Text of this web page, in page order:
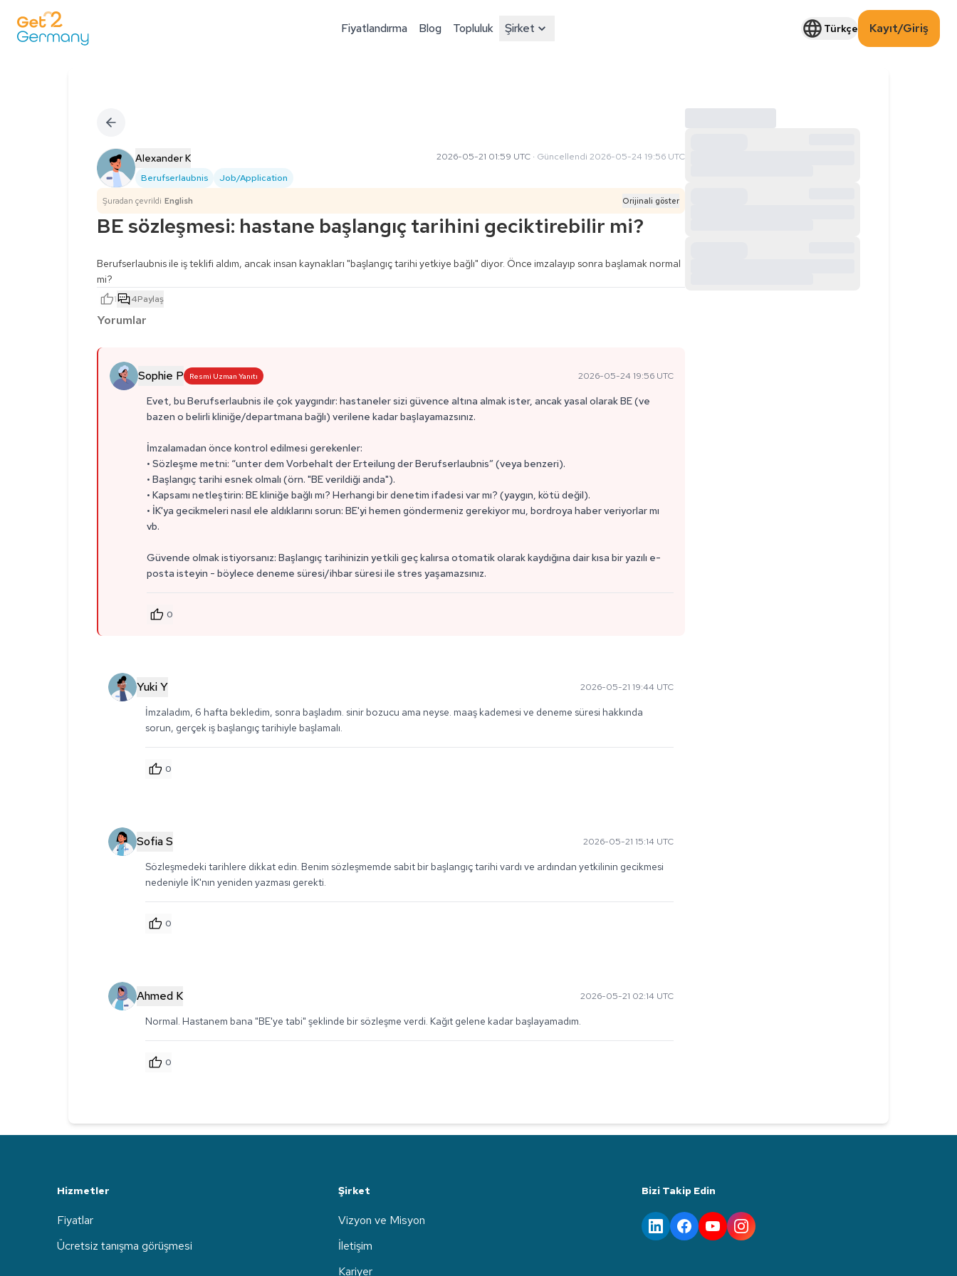
Fiyatlandırma Blog Topluluk Şirket Türkçe Kayıt/Giriş
Alexander K
Berufserlaubnis Job/Application
2026-05-21 01:59 UTC· Güncellendi 2026-05-24 19:56 UTC
Şuradan çevrildi English Orijinali göster
BE sözleşmesi: hastane başlangıç tarihini geciktirebilir mi?
Berufserlaubnis ile iş teklifi aldım, ancak insan kaynakları "başlangıç tarihi yetkiye bağlı" diyor. Önce imzalayıp sonra başlamak normal
mi?
1 4Paylaş
Yorumlar
Sophie P Resmi Uzman Yanıtı 2026-05-24 19:56 UTC
Evet, bu Berufserlaubnis ile çok yaygındır: hastaneler sizi güvence altına almak ister, ancak yasal olarak BE (ve
bazen o belirli kliniğe/departmana bağlı) verilene kadar başlayamazsınız.
İmzalamadan önce kontrol edilmesi gerekenler:
• Sözleşme metni: “unter dem Vorbehalt der Erteilung der Berufserlaubnis” (veya benzeri).
• Başlangıç tarihi esnek olmalı (örn. "BE verildiği anda").
• Kapsamı netleştirin: BE kliniğe bağlı mı? Herhangi bir denetim ifadesi var mı? (yaygın, kötü değil).
• İK'ya gecikmeleri nasıl ele aldıklarını sorun: BE'yi hemen göndermeniz gerekiyor mu, bordroya haber veriyorlar mı
vb.
Güvende olmak istiyorsanız: Başlangıç tarihinizin yetkili geç kalırsa otomatik olarak kaydığına dair kısa bir yazılı e-
posta isteyin - böylece deneme süresi/ihbar süresi ile stres yaşamazsınız.
0
Yuki Y 2026-05-21 19:44 UTC
İmzaladım, 6 hafta bekledim, sonra başladım. sinir bozucu ama neyse. maaş kademesi ve deneme süresi hakkında
sorun, gerçek iş başlangıç tarihiyle başlamalı.
0
Sofia S 2026-05-21 15:14 UTC
Sözleşmedeki tarihlere dikkat edin. Benim sözleşmemde sabit bir başlangıç tarihi vardı ve ardından yetkilinin gecikmesi
nedeniyle İK'nın yeniden yazması gerekti.
0
Ahmed K 2026-05-21 02:14 UTC
Normal. Hastanem bana "BE'ye tabi" şeklinde bir sözleşme verdi. Kağıt gelene kadar başlayamadım.
0
Hizmetler
Fiyatlar
Ücretsiz tanışma görüşmesi
Şirket
Vizyon ve Misyon
İletişim
Kariyer
Bizi Takip Edin